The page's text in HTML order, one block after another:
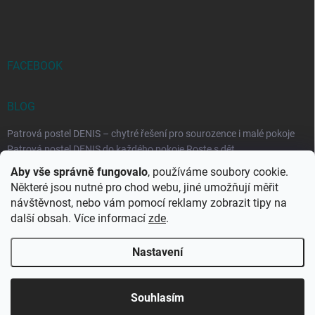
Aby vše správně fungovalo, používáme soubory cookie.
Některé jsou nutné pro chod webu, jiné umožňují měřit
návštěvnost, nebo vám pomocí reklamy zobrazit tipy na
další obsah. Více informací zde.
Nastavení
Souhlasím
FACEBOOK
BLOG
Patrová postel DENIS – chytré řešení pro sourozence i malé pokoje
Patrová postel DENIS do každého pokoje Roste s dět...
Rozkládací postele RELAX – ideální řešení pro malé prostory i
každodenní spaní
Rozkládací postel, která se přizpůsobí vašemu živo...
Copyright 2026DK-obchod.cz. Všechna práva vyhrazena.Upravit
nastavení cookies